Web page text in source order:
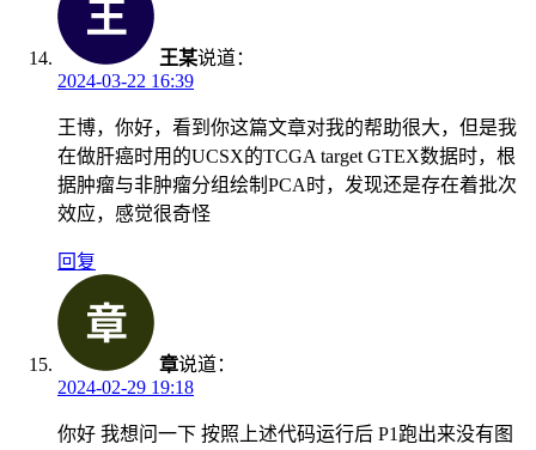
王某说道：
2024-03-22 16:39
王博，你好，看到你这篇文章对我的帮助很大，但是我
在做肝癌时用的UCSX的TCGA target GTEX数据时，根
据肿瘤与非肿瘤分组绘制PCA时，发现还是存在着批次
效应，感觉很奇怪
回复
章说道：
2024-02-29 19:18
你好 我想问一下 按照上述代码运行后 P1跑出来没有图